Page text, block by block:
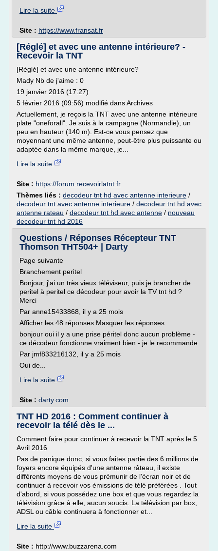
Lire la suite
Site : https://www.fransat.fr
[Réglé] et avec une antenne intérieure? -
Recevoir la TNT
[Réglé] et avec une antenne intérieure?
Mady Nb de j'aime : 0
19 janvier 2016 (17:27)
5 février 2016 (09:56) modifié dans Archives
Actuellement, je reçois la TNT avec une antenne intérieure
plate "oneforall". Je suis à la campagne (Normandie), un
peu en hauteur (140 m). Est-ce vous pensez que
moyennant une même antenne, peut-être plus puissante ou
adaptée dans la même marque, je...
Lire la suite
Site : https://forum.recevoirlatnt.fr
Thèmes liés : decodeur tnt hd avec antenne interieure /
decodeur tnt avec antenne interieure / decodeur tnt hd avec
antenne rateau / decodeur tnt hd avec antenne / nouveau
decodeur tnt hd 2016
Questions / Réponses Récepteur TNT
Thomson THT504+ | Darty
Page suivante
Branchement peritel
Bonjour, j'ai un très vieux téléviseur, puis je brancher de
peritel à peritel ce décodeur pour avoir la TV tnt hd ?
Merci
Par anne15433868, il y a 25 mois
Afficher les 48 réponses Masquer les réponses
bonjour oui il y a une prise péritel donc aucun problème -
ce décodeur fonctionne vraiment bien - je le recommande
Par jmf833216132, il y a 25 mois
Oui de...
Lire la suite
Site : darty.com
TNT HD 2016 : Comment continuer à
recevoir la télé dès le ...
Comment faire pour continuer à recevoir la TNT après le 5
Avril 2016
Pas de panique donc, si vous faites partie des 6 millions de
foyers encore équipés d'une antenne râteau, il existe
différents moyens de vous prémunir de l'écran noir et de
continuer à recevoir vos émissions de télé préférées . Tout
d'abord, si vous possédez une box et que vous regardez la
télévision grâce à elle, aucun soucis. La télévision par box,
ADSL ou câble continuera à fonctionner et...
Lire la suite
Site : http://www.buzzarena.com